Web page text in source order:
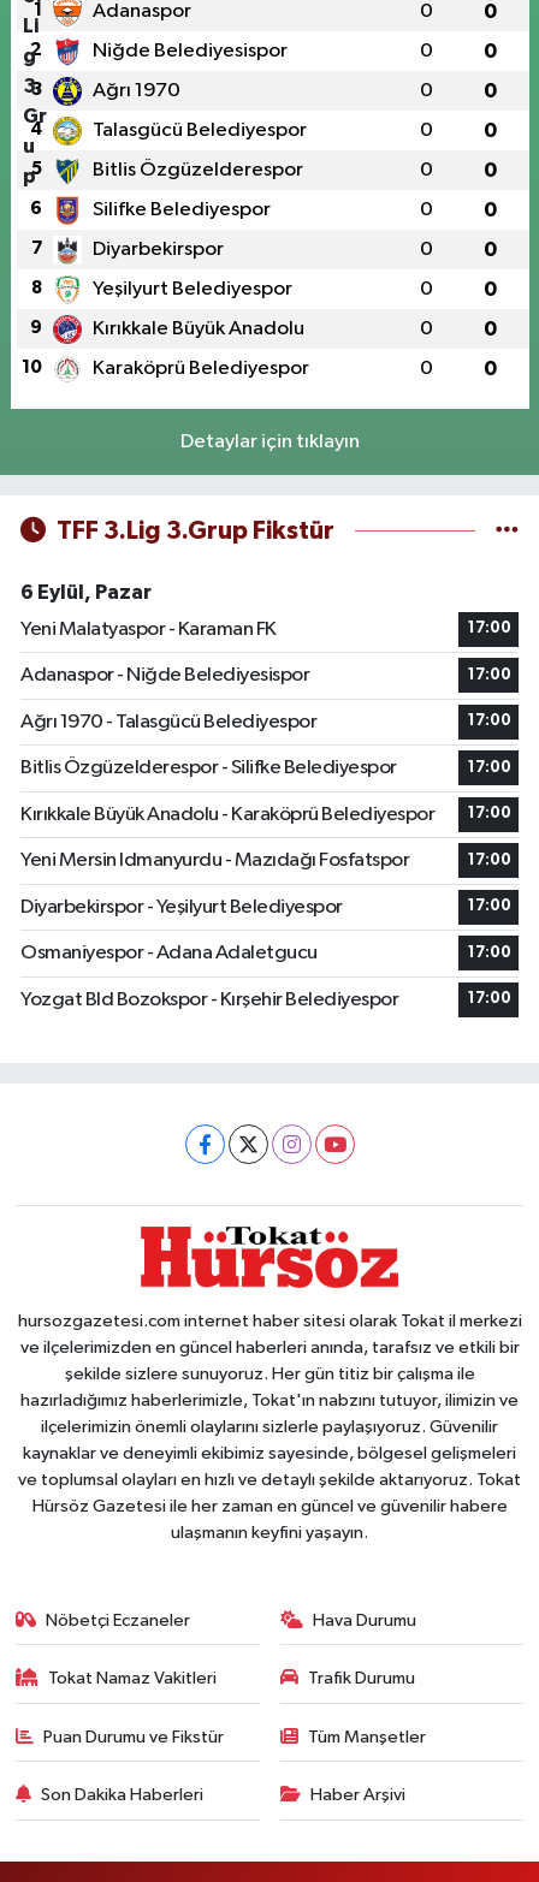
1 Adanaspor 0 0
2 Niğde Belediyesispor 0 0
3 Ağrı 1970 0 0
4 Talasgücü Belediyespor 0 0
5 Bitlis Özgüzelderespor 0 0
6 Silifke Belediyespor 0 0
7 Diyarbekirspor 0 0
8 Yeşilyurt Belediyespor 0 0
9 Kırıkkale Büyük Anadolu 0 0
10 Karaköprü Belediyespor 0 0
Detaylar için tıklayın
TFF 3.Lig 3.Grup Fikstür
6 Eylül, Pazar
Yeni Malatyaspor - Karaman FK
17:00
Adanaspor - Niğde Belediyesispor 17:00
Ağrı 1970 - Talasgücü Belediyespor 17:00
Bitlis Özgüzelderespor - Silifke Belediyespor 17:00
Kırıkkale Büyük Anadolu - Karaköprü Belediyespor 17:00
Yeni Mersin Idmanyurdu - Mazıdağı Fosfatspor 17:00
Diyarbekirspor - Yeşilyurt Belediyespor 17:00
Osmaniyespor - Adana Adaletgucu 17:00
Yozgat Bld Bozokspor - Kırşehir Belediyespor 17:00
hursozgazetesi.com internet haber sitesi olarak Tokat il merkezi
ve ilçelerimizden en güncel haberleri anında, tarafsız ve etkili bir
şekilde sizlere sunuyoruz. Her gün titiz bir çalışma ile
hazırladığımız haberlerimizle, Tokat'ın nabzını tutuyor, ilimizin ve
ilçelerimizin önemli olaylarını sizlerle paylaşıyoruz. Güvenilir
kaynaklar ve deneyimli ekibimiz sayesinde, bölgesel gelişmeleri
ve toplumsal olayları en hızlı ve detaylı şekilde aktarıyoruz. Tokat
Hürsöz Gazetesi ile her zaman en güncel ve güvenilir habere
ulaşmanın keyfini yaşayın.
Nöbetçi Eczaneler Hava Durumu
Tokat Namaz Vakitleri Trafik Durumu
Puan Durumu ve Fikstür Tüm Manşetler
Son Dakika Haberleri Haber Arşivi